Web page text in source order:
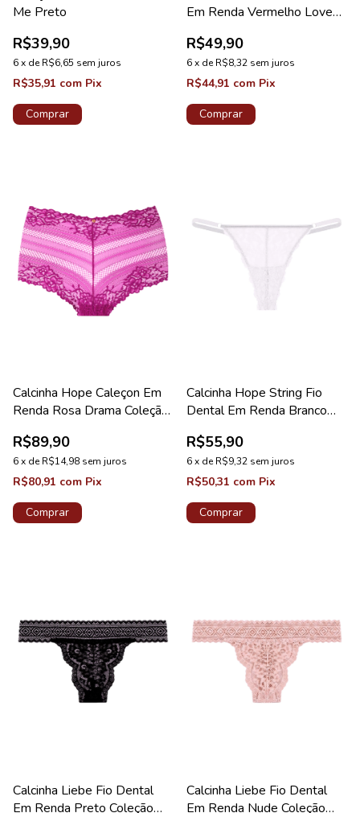
Me Preto
R$39,90
6x deR$6,65 sem juros
R$35,91 com Pix
Comprar
Em Renda Vermelho Love
R$49,90
6x deR$8,32 sem juros
R$44,91 com Pix
Comprar
Calcinha Hope Caleçon Em
Renda Rosa Drama Coleção
R$89,90
6x deR$14,98 sem juros
R$80,91 com Pix
Comprar
Calcinha Hope String Fio
Dental Em Renda Branco
R$55,90
6x deR$9,32 sem juros
R$50,31 com Pix
Comprar
Calcinha Liebe Fio Dental
Em Renda Preto Coleção
Calcinha Liebe Fio Dental
Em Renda Nude Coleção